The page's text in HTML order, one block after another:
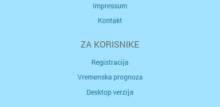
Impressum
Kontakt
ZA KORISNIKE
Registracija
Vremenska prognoza
Desktop verzija